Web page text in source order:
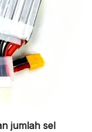
jumlah sel